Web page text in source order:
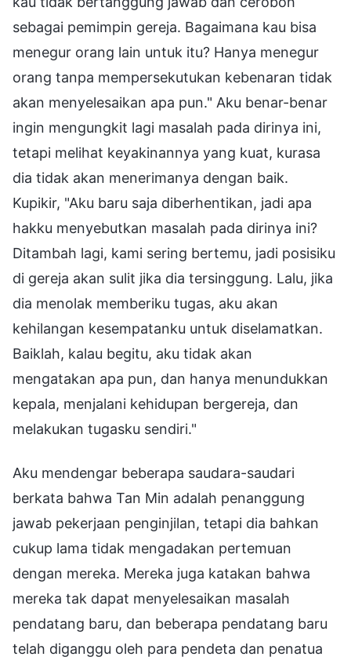
sebagai pemimpin gereja. Bagaimana kau bisa
menegur orang lain untuk itu? Hanya menegur
orang tanpa mempersekutukan kebenaran tidak
akan menyelesaikan apa pun." Aku benar-benar
ingin mengungkit lagi masalah pada dirinya ini,
tetapi melihat keyakinannya yang kuat, kurasa
dia tidak akan menerimanya dengan baik.
Kupikir, "Aku baru saja diberhentikan, jadi apa
hakku menyebutkan masalah pada dirinya ini?
Ditambah lagi, kami sering bertemu, jadi posisiku
di gereja akan sulit jika dia tersinggung. Lalu, jika
dia menolak memberiku tugas, aku akan
kehilangan kesempatanku untuk diselamatkan.
Baiklah, kalau begitu, aku tidak akan
mengatakan apa pun, dan hanya menundukkan
kepala, menjalani kehidupan bergereja, dan
melakukan tugasku sendiri."
Aku mendengar beberapa saudara-saudari
berkata bahwa Tan Min adalah penanggung
jawab pekerjaan penginjilan, tetapi dia bahkan
cukup lama tidak mengadakan pertemuan
dengan mereka. Mereka juga katakan bahwa
mereka tak dapat menyelesaikan masalah
pendatang baru, dan beberapa pendatang baru
telah diganggu oleh para pendeta dan penatua